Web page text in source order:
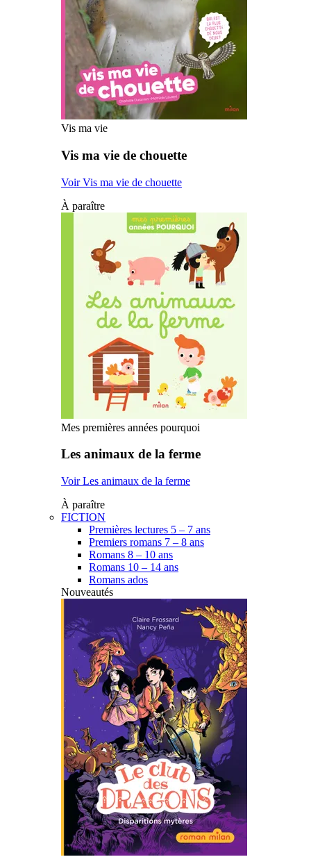
Vis ma vie
Vis ma vie de chouette
Voir Vis ma vie de chouette
À paraître
Mes premières années pourquoi
Les animaux de la ferme
Voir Les animaux de la ferme
À paraître
FICTION
Premières lectures 5 – 7 ans
Premiers romans 7 – 8 ans
Romans 8 – 10 ans
Romans 10 – 14 ans
Romans ados
Nouveautés